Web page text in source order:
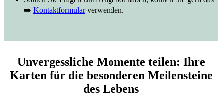
➡️ Kontaktformularverwenden.
Unvergessliche Momente teilen: Ihre
Karten für die besonderen Meilensteine
des Lebens